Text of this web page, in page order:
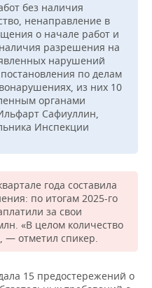
без наличия
ненаправление в
о начале работ и
разрешения на
нарушений
по делам
из них 10
органами
Сафиуллин,
Инспекции
года составила
по итогам 2025-го
за свои
«В целом количество
— отметил спикер.
15 предостережений о